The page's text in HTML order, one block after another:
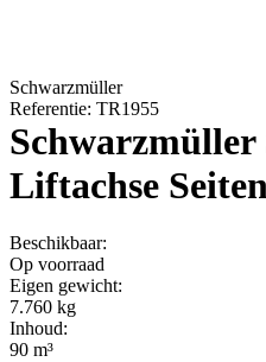
Schwarzmüller
Referentie: TR1955
Schwarzmüller
Liftachse
Beschikbaar:
Op voorraad
Eigen gewicht:
7.760 kg
Inhoud:
90 m³